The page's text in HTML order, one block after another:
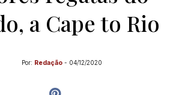
a Cape to Rio
Por: Redação - 04/12/2020